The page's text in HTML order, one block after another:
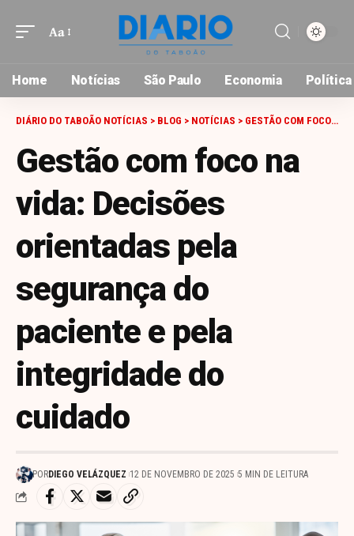
Font
Aa
Home Notícias São Paulo Economia Política
DIÁRIO DO TABOÃO NOTÍCIAS > BLOG > NOTÍCIAS > GESTÃO COM FOCO NA VIDA: DECISÕES ORIENTADAS PELA SEGURANÇA DO PACIENTE E PELA INTEGRIDADE DO CUIDADO
Gestão com foco na
vida: Decisões
orientadas pela
segurança do
paciente e pela
integridade do
cuidado
PORDIEGO VELÁZQUEZ 12 DE NOVEMBRO DE 2025 5 MIN DE LEITURA